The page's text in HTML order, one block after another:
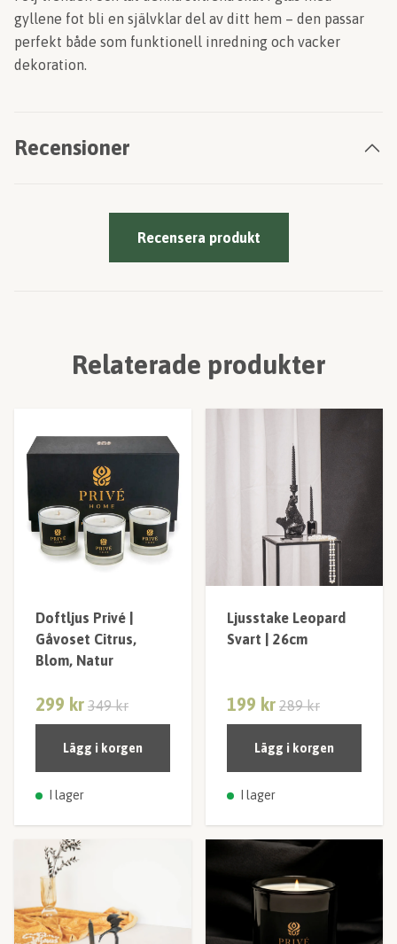
gyllene fot bli en självklar del av ditt hem – den passar
perfekt både som funktionell inredning och vacker
dekoration.
Recensioner
Recensera produkt
Relaterade produkter
Doftljus Privé |
Gåvoset Citrus,
Blom, Natur
299 kr 349 kr
Lägg i korgen
I lager
Ljusstake Leopard
Svart | 26cm
199 kr 289 kr
Lägg i korgen
I lager